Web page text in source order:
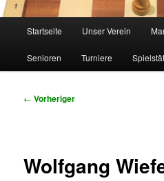
Zum
primären
Zum
sekundären
Startseite Unser Verein
Senioren Turniere
Beitragsnavigation
← Vorheriger
Wolfgang